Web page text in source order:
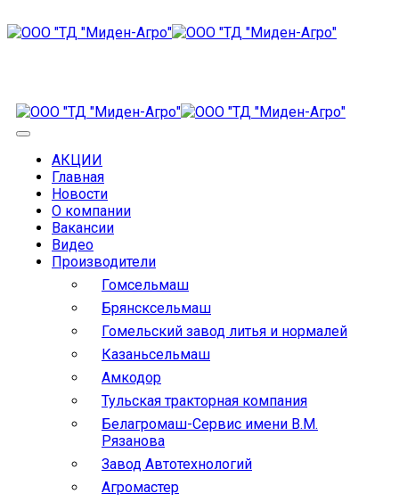
АКЦИИ
Главная
Новости
О компании
Вакансии
Видео
Производители
Гомсельмаш
Брянсксельмаш
Гомельский завод литья и нормалей
Казаньсельмаш
Амкодор
Тульская тракторная компания
Белагромаш-Сервис имени В.М.
Рязанова
Завод Автотехнологий
Агромастер